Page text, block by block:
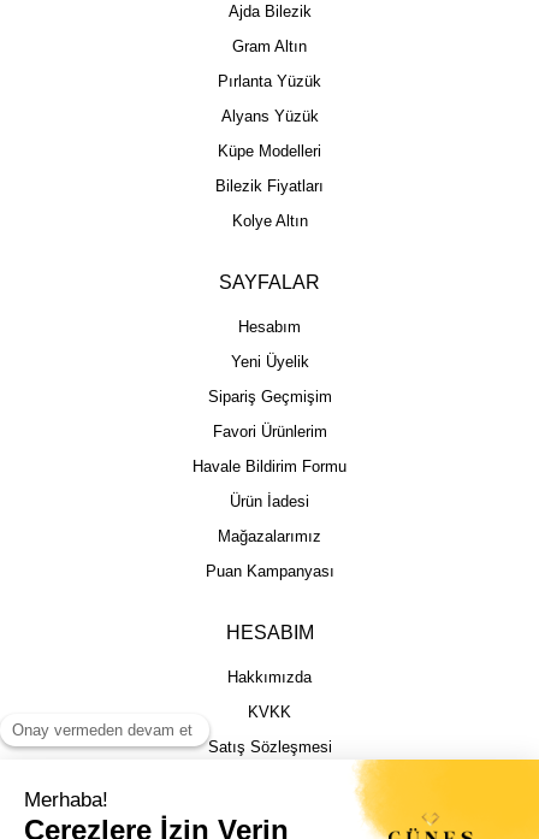
Ajda Bilezik
Gram Altın
Pırlanta Yüzük
Alyans Yüzük
Küpe Modelleri
Bilezik Fiyatları
Kolye Altın
SAYFALAR
Hesabım
Yeni Üyelik
Sipariş Geçmişim
Favori Ürünlerim
Havale Bildirim Formu
Ürün İadesi
Mağazalarımız
Puan Kampanyası
HESABIM
Hakkımızda
KVKK
Satış Sözleşmesi
İptal İade Şartları